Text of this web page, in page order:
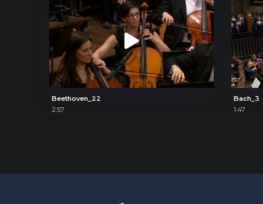
Beethoven_22
2:57
Bach_3
1:47